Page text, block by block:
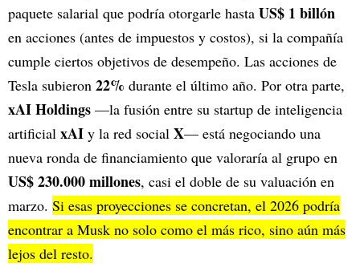
paquete salarial que podría otorgarle hasta US$ 1 billón
en acciones (antes de impuestos y costos), si la compañía
cumple ciertos objetivos de desempeño. Las acciones de
Tesla subieron 22% durante el último año. Por otra parte,
xAI Holdings —la fusión entre su startup de inteligencia
artificial xAI y la red social X— está negociando una
nueva ronda de financiamiento que valoraría al grupo en
US$ 230.000 millones, casi el doble de su valuación en
marzo. Si esas proyecciones se concretan, el 2026 podría
encontrar a Musk no solo como el más rico, sino aún más
lejos del resto.